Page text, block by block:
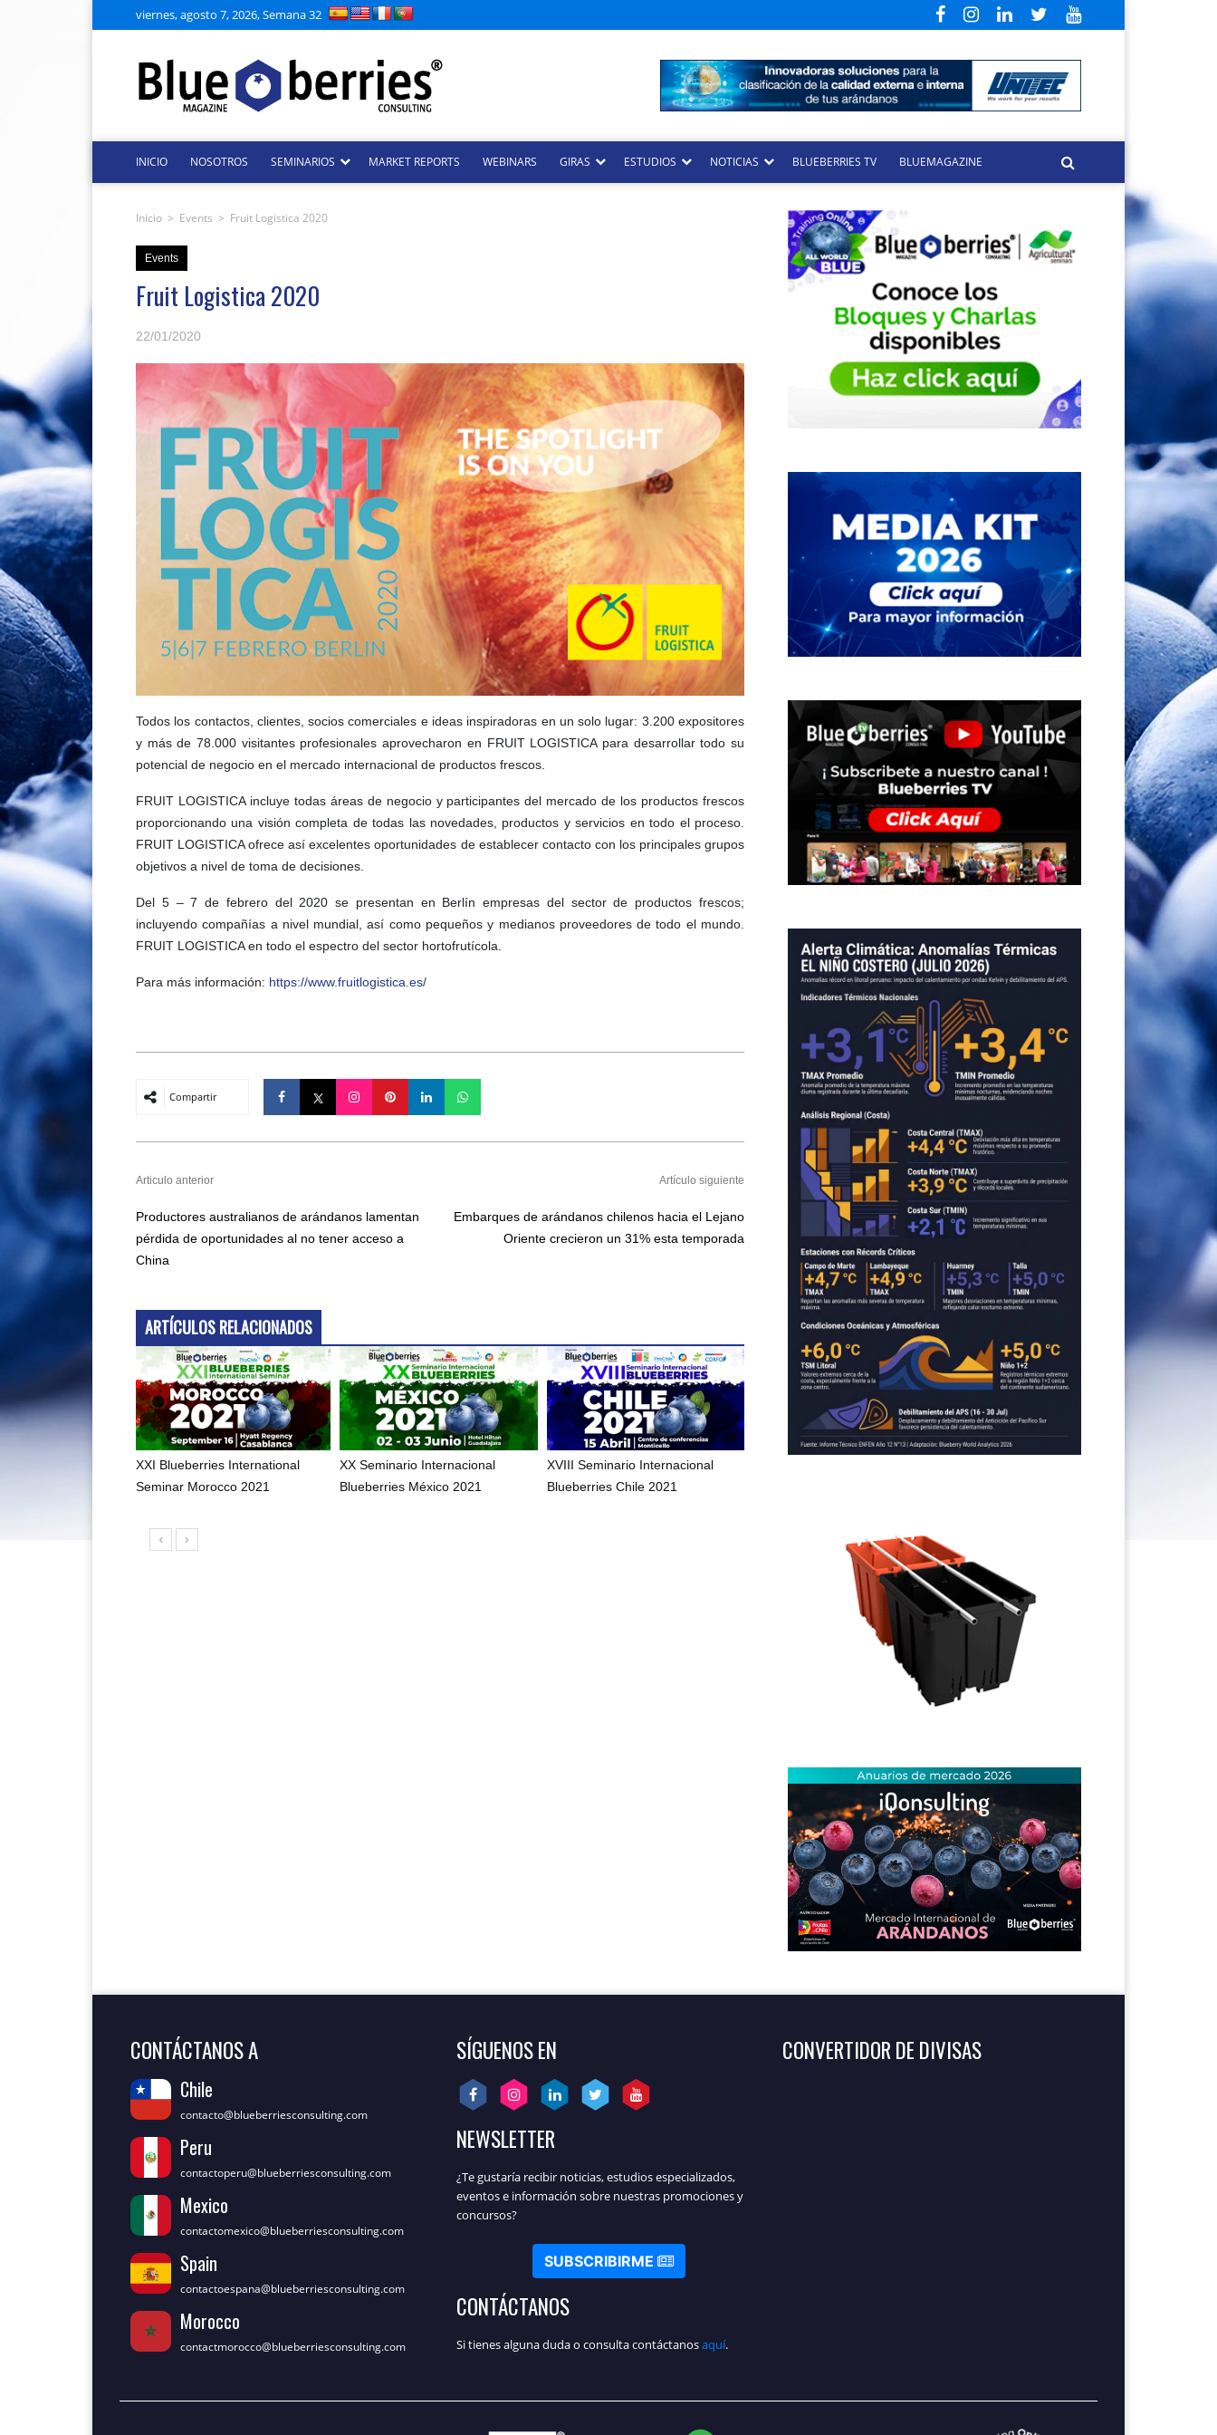
viernes, agosto 7, 2026, Semana 32
INICIO NOSOTROS SEMINARIOS MARKET REPORTS WEBINARS GIRAS ESTUDIOS NOTICIAS BLUEBERRIES TV BLUEMAGAZINE
Inicio > Events > Fruit Logistica 2020
Events
Fruit Logistica 2020
22/01/2020
Todos los contactos, clientes, socios comerciales e ideas inspiradoras en un solo lugar: 3.200 expositores
y más de 78.000 visitantes profesionales aprovecharon en FRUIT LOGISTICA para desarrollar todo su
potencial de negocio en el mercado internacional de productos frescos.
FRUIT LOGISTICA incluye todas áreas de negocio y participantes del mercado de los productos frescos
proporcionando una visión completa de todas las novedades, productos y servicios en todo el proceso.
FRUIT LOGISTICA ofrece así excelentes oportunidades de establecer contacto con los principales grupos
objetivos a nivel de toma de decisiones.
Del 5 – 7 de febrero del 2020 se presentan en Berlín empresas del sector de productos frescos;
incluyendo compañías a nivel mundial, así como pequeños y medianos proveedores de todo el mundo.
FRUIT LOGISTICA en todo el espectro del sector hortofrutícola.
Para más información: https://www.fruitlogistica.es/
Compartir
Articulo anterior
Productores australianos de arándanos lamentan
pérdida de oportunidades al no tener acceso a
China
Artículo siguiente
Embarques de arándanos chilenos hacia el Lejano
Oriente crecieron un 31% esta temporada
ARTÍCULOS RELACIONADOS
XXI Blueberries International
Seminar Morocco 2021
XX Seminario Internacional
Blueberries México 2021
XVIII Seminario Internacional
Blueberries Chile 2021
CONTÁCTANOS A
Chile
contacto@blueberriesconsulting.com
Peru
contactoperu@blueberriesconsulting.com
Mexico
contactomexico@blueberriesconsulting.com
Spain
contactoespana@blueberriesconsulting.com
Morocco
contactmorocco@blueberriesconsulting.com
SÍGUENOS EN
NEWSLETTER
¿Te gustaría recibir noticias, estudios especializados,
eventos e información sobre nuestras promociones y
concursos?
SUBSCRIBIRME
CONTÁCTANOS
Si tienes alguna duda o consulta contáctanosaquí.
CONVERTIDOR DE DIVISAS